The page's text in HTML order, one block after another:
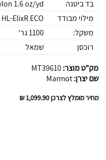
בד ביטנה
1.6 oz/yd
מילוי מבודד
HL-ElixR ECO
משקל:
1100 גר'
רוכסן
שמאל
מק"ט מוצר:MT39610
שם יצרן:Marmot
מחיר מומלץ לצרכן 1,099.90 ₪